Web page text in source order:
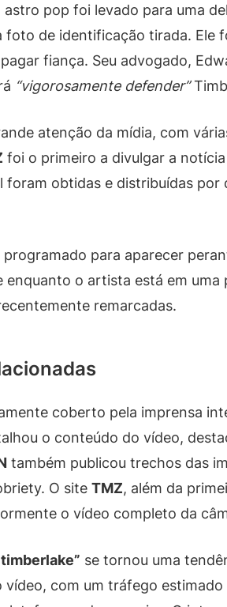
astro pop foi levado para uma
foto de identificação tirada. Ele
fiança. Seu advogado,
“vigorosamente defender”
atenção da mídia, com
foi o primeiro a divulgar a
foram obtidas e distribuídas por
para aparecer
o artista está em uma
remarcadas.
coberto pela imprensa
o conteúdo do vídeo,
também publicou trechos das
O site TMZ, além da
o vídeo completo da
se tornou uma
vídeo, com um tráfego estimado